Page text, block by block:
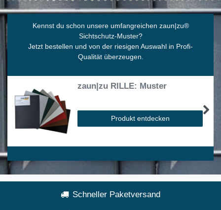
Kennst du schon unsere umfangreichen zaun|zu®
Sichtschutz-Muster?
Jetzt bestellen und von der riesigen Auswahl in Profi-
Qualität überzeugen.
zaun|zu RILLE: Muster
Produkt entdecken
Schneller Paketversand